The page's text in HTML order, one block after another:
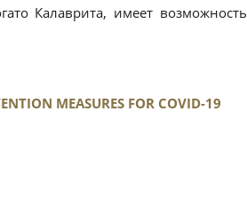
Калаврита, имеет возможность
MEASURES FOR COVID-19